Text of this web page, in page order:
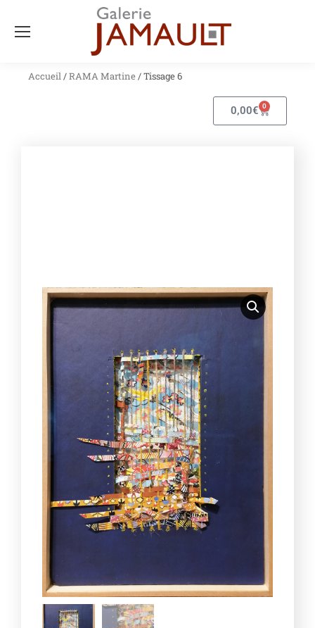
Accueil/RAMA Martine/ Tissage 6
0,00€ 0